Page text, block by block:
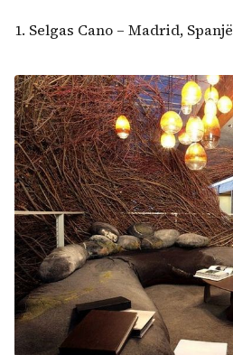
1. Selgas Cano – Madrid, Spanjë